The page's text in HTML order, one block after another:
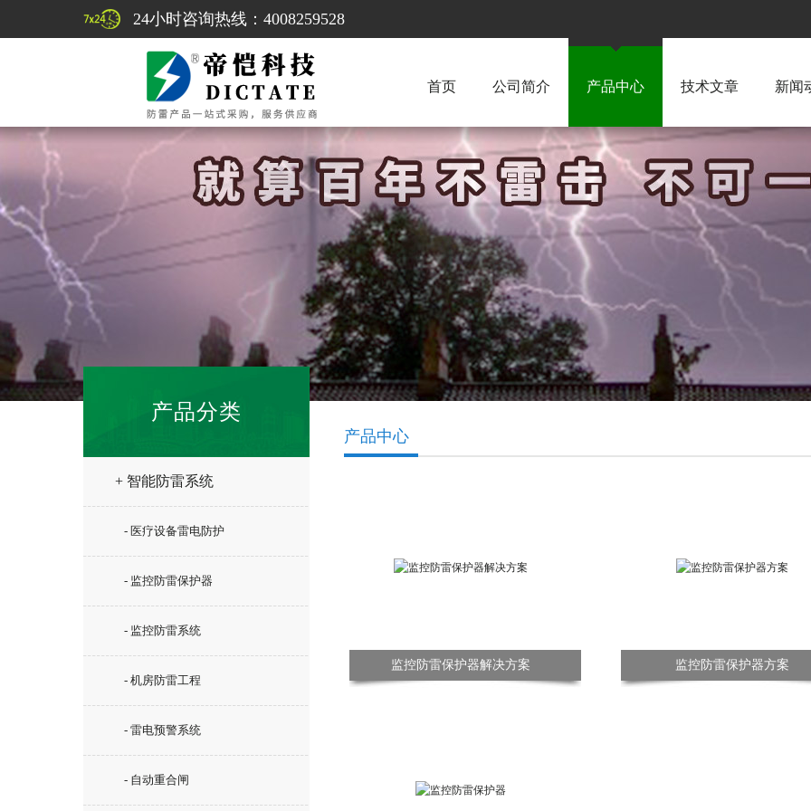
24小时咨询热线：4008259528
首页 公司简介 产品中心 技术文章 新闻
产品分类
+ 智能防雷系统
- 医疗设备雷电防护
- 监控防雷保护器
- 监控防雷系统
- 机房防雷工程
- 雷电预警系统
- 自动重合闸
产品中心
监控防雷保护器解决方案 监控防雷保护器方案